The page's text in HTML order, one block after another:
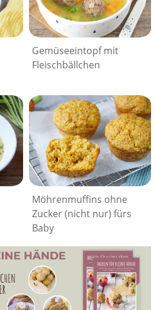
Gemüseeintopf mit
Fleischbällchen
Möhrenmuffins ohne
Zucker (nicht nur) fürs
Baby